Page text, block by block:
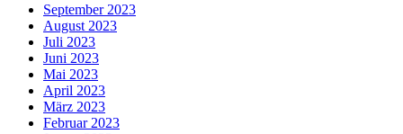
September 2023
August 2023
Juli 2023
Juni 2023
Mai 2023
April 2023
März 2023
Februar 2023